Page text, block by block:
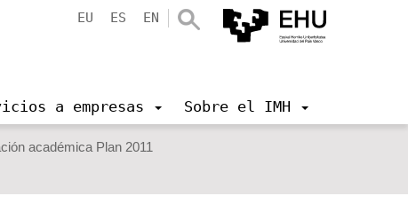
EU ES EN
a empresas Sobre el IMH
académica Plan 2011